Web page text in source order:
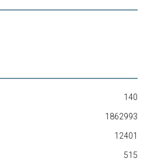
140
1862993
12401
515